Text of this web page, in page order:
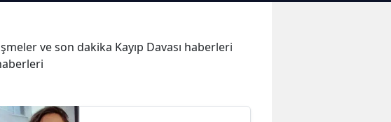
ve son dakika Kayıp Davası haberleri